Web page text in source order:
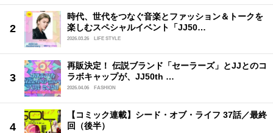
時代、世代をつなぐ音楽とファッション＆トークを
楽しむスペシャルイベント「JJ50…
2026.03.26 LIFE STYLE
再販決定！ 伝説ブランド「セーラーズ」とJJとのコ
ラボキャップが、JJ50th …
2026.04.06 FASHION
【コミック連載】シード・オブ・ライフ 37話／最終
回（後半）